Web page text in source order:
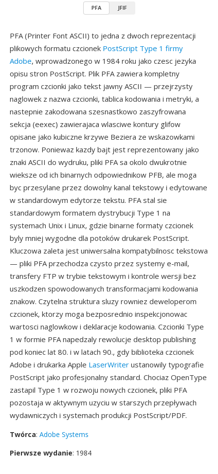
PFA JFIF
PFA (Printer Font ASCII) to jedna z dwoch reprezentacji
plikowych formatu czcionek PostScript Type 1 firmy
Adobe, wprowadzonego w 1984 roku jako czesc jezyka
opisu stron PostScript. Plik PFA zawiera kompletny
program czcionki jako tekst jawny ASCII — przejrzysty
naglowek z nazwa czcionki, tablica kodowania i metryki, a
nastepnie zakodowana szesnastkowo zaszyfrowana
sekcja (eexec) zawierajaca wlasciwe kontury glifow
opisane jako kubiczne krzywe Beziera ze wskazowkami
trzonow. Poniewaz kazdy bajt jest reprezentowany jako
znaki ASCII do wydruku, pliki PFA sa okolo dwukrotnie
wieksze od ich binarnych odpowiednikow PFB, ale moga
byc przesylane przez dowolny kanal tekstowy i edytowane
w standardowym edytorze tekstu. PFA stal sie
standardowym formatem dystrybucji Type 1 na
systemach Unix i Linux, gdzie binarne formaty czcionek
byly mniej wygodne dla potoków drukarek PostScript.
Kluczowa zaleta jest uniwersalna kompatybilnosc tekstowa
— pliki PFA przechodza czysto przez systemy e-mail,
transfery FTP w trybie tekstowym i kontrole wersji bez
uszkodzen spowodowanych transformacjami kodowania
znakow. Czytelna struktura sluzy rowniez deweloperom
czcionek, ktorzy moga bezposrednio inspekcjonowac
wartosci naglowkow i deklaracje kodowania. Czcionki Type
1 w formie PFA napedzaly rewolucje desktop publishing
pod koniec lat 80. i w latach 90., gdy biblioteka czcionek
Adobe i drukarka Apple LaserWriter ustanowily typografie
PostScript jako profesjonalny standard. Chociaz OpenType
zastapil Type 1 w rozwoju nowych czcionek, pliki PFA
pozostaja w aktywnym uzyciu w starszych przepływach
wydawniczych i systemach produkcji PostScript/PDF.
Twórca: Adobe Systems
Pierwsze wydanie: 1984